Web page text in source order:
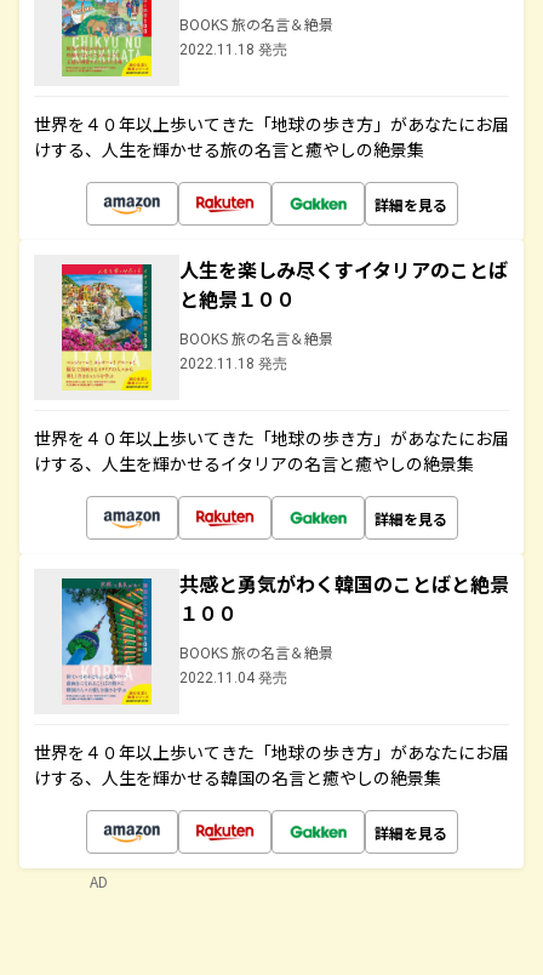
BOOKS 旅の名言＆絶景
2022.11.18 発売
世界を４０年以上歩いてきた「地球の歩き方」があなたにお届
けする、人生を輝かせる旅の名言と癒やしの絶景集
詳細を見る
人生を楽しみ尽くすイタリアのことば
と絶景１００
BOOKS 旅の名言＆絶景
2022.11.18 発売
世界を４０年以上歩いてきた「地球の歩き方」があなたにお届
けする、人生を輝かせるイタリアの名言と癒やしの絶景集
詳細を見る
共感と勇気がわく韓国のことばと絶景
１００
BOOKS 旅の名言＆絶景
2022.11.04 発売
世界を４０年以上歩いてきた「地球の歩き方」があなたにお届
けする、人生を輝かせる韓国の名言と癒やしの絶景集
詳細を見る
AD